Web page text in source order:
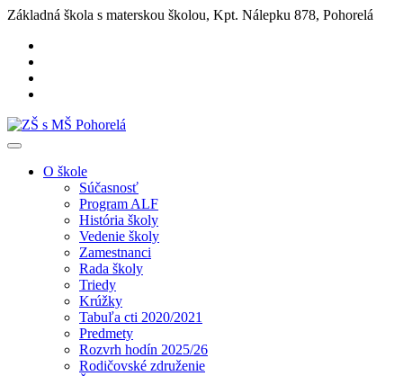
Základná škola s materskou školou, Kpt. Nálepku 878, Pohorelá
O škole
Súčasnosť
Program ALF
História školy
Vedenie školy
Zamestnanci
Rada školy
Triedy
Krúžky
Tabuľa cti 2020/2021
Predmety
Rozvrh hodín 2025/26
Rodičovské združenie